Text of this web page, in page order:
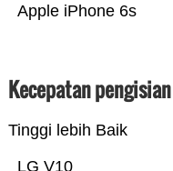
Apple iPhone 6s
Kecepatan
Tinggi lebih Baik
LG V10